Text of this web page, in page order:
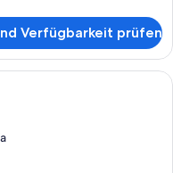
Verfügbarkeit prüfen
mit